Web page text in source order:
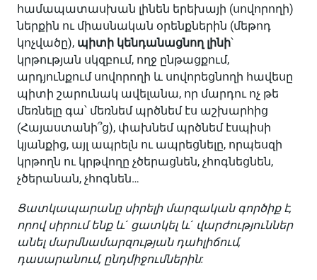
համապատասխան լինեն երեխայի (սովորողի)
ներքին ու միասնական օրենքներին (մեթոդ
կոչվածը), պիտի կենդանացնող լինի՝
կրթության սկզբում, ողջ ընթացքում,
արդյունքում սովորողի և սովորեցնողի հավեսը
պիտի շարունակ ավելանա, որ մարդու ոչ թե
մեռնելը գա՝ մեռնեմ պրծնեմ էս աշխարհից
(Հայաստանի՞ց), փախնեմ պրծնեմ էսպիսի
կյանքից, այլ ապրելն ու ապրեցնելը, որպեսզի
կրթողն ու կրթվողը չծերացնեն, չհոգնեցնեն,
չծերանան, չհոգնեն…
Ցատկապարանը սիրելի մարզական գործիք է,
որով սիրում ենք և´ ցատկել և´ վարժություններ
անել մարմնամարզության դահլիճում,
դասարանում, ընդմիջումներին: